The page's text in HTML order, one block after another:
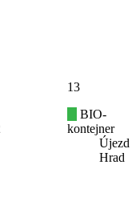
13
BIO-
kontejner
Újezd
Hrad